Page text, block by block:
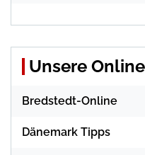
Unsere
Bredstedt-Online
Dänemark Tipps